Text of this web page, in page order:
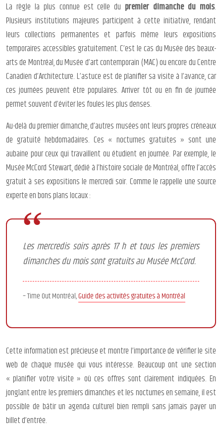
La règle la plus connue est celle du premier dimanche du mois.
Plusieurs institutions majeures participent à cette initiative, rendant
leurs collections permanentes et parfois même leurs expositions
temporaires accessibles gratuitement. C’est le cas du Musée des beaux-
arts de Montréal, du Musée d’art contemporain (MAC) ou encore du Centre
Canadien d’Architecture. L’astuce est de planifier sa visite à l’avance, car
ces journées peuvent être populaires. Arriver tôt ou en fin de journée
permet souvent d’éviter les foules les plus denses.
Au-delà du premier dimanche, d’autres musées ont leurs propres créneaux
de gratuité hebdomadaires. Ces « nocturnes gratuites » sont une
aubaine pour ceux qui travaillent ou étudient en journée. Par exemple, le
Musée McCord Stewart, dédié à l’histoire sociale de Montréal, offre l’accès
gratuit à ses expositions le mercredi soir. Comme le rappelle une source
experte en bons plans locaux :
Les mercredis soirs après 17 h et tous les premiers
dimanches du mois sont gratuits au Musée McCord.
– Time Out Montréal,Guide des activités gratuites à Montréal
Cette information est précieuse et montre l’importance de vérifier le site
web de chaque musée qui vous intéresse. Beaucoup ont une section
« planifier votre visite » où ces offres sont clairement indiquées. En
jonglant entre les premiers dimanches et les nocturnes en semaine, il est
possible de bâtir un agenda culturel bien rempli sans jamais payer un
billet d’entrée.